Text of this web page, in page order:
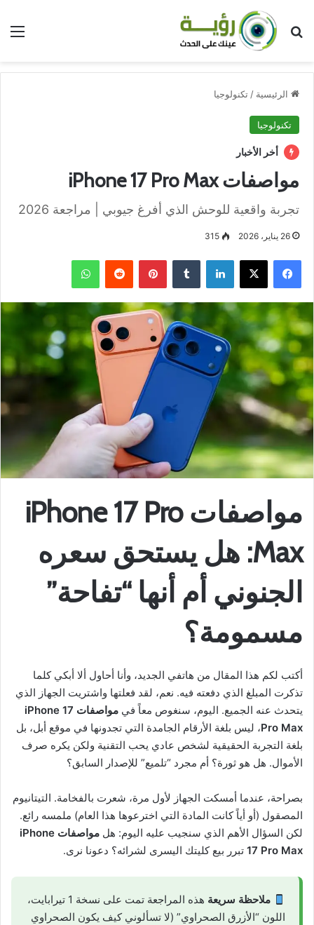
بحث عن
الرئيسية / تكنولوجيا
تكنولوجيا
أخر الأخبار
مواصفات iPhone 17 Pro Max
تجربة واقعية للوحش الذي أفرغ جيوبي | مراجعة 2026
26 يناير، 2026 315
فيسبوك ‫X لينكدإن بينتيريست واتساب
مواصفات iPhone 17 Pro
Max: هل يستحق سعره
الجنوني أم أنها “تفاحة”
مسمومة؟
أكتب لكم هذا المقال من هاتفي الجديد، وأنا أحاول ألا أبكي كلما
تذكرت المبلغ الذي دفعته فيه. نعم، لقد فعلتها واشتريت الجهاز الذي
يتحدث عنه الجميع. اليوم، سنغوص معاً في
مواصفات iPhone 17
Pro Max، ليس بلغة الأرقام الجامدة التي تجدونها في موقع أبل، بل
بلغة التجربة الحقيقية لشخص عادي يحب التقنية ولكن يكره صرف
الأموال. هل هو ثورة؟ أم مجرد “تلميع” للإصدار السابق؟
بصراحة، عندما أمسكت الجهاز لأول مرة، شعرت بالفخامة. التيتانيوم
المصقول (أو أياً كانت المادة التي اخترعوها هذا العام) ملمسه رائع.
لكن السؤال الأهم الذي سنجيب عليه اليوم: هل
مواصفات iPhone
17 Pro Max تبرر بيع كليتك اليسرى لشرائه؟ دعونا نرى.
ملاحظة سريعة
هذه المراجعة تمت على نسخة 1 تيرابايت،
اللون “الأزرق الصحراوي” (لا تسألوني كيف يكون الصحراوي